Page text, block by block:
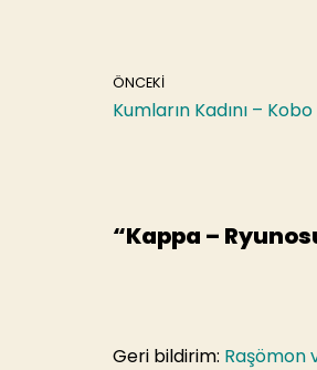
o
k
ÖNCEKI
Kumların Kadını –
“Kappa –
Geri bildirim: Raşömon